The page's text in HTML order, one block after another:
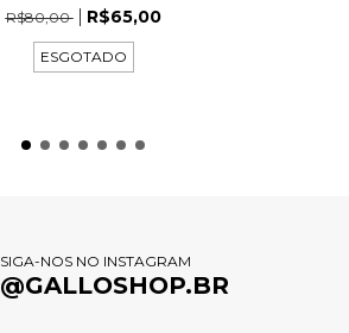
R$80,00
R$65,00
ESGOTADO
SIGA-NOS NO INSTAGRAM
@GALLOSHOP.BR